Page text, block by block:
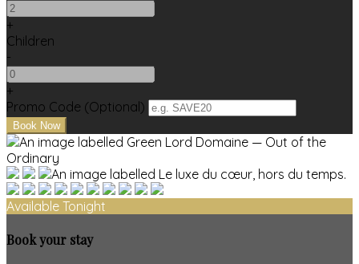
+
Children
-
+
Promo Code (Optional)
Available Tonight
Book your stay